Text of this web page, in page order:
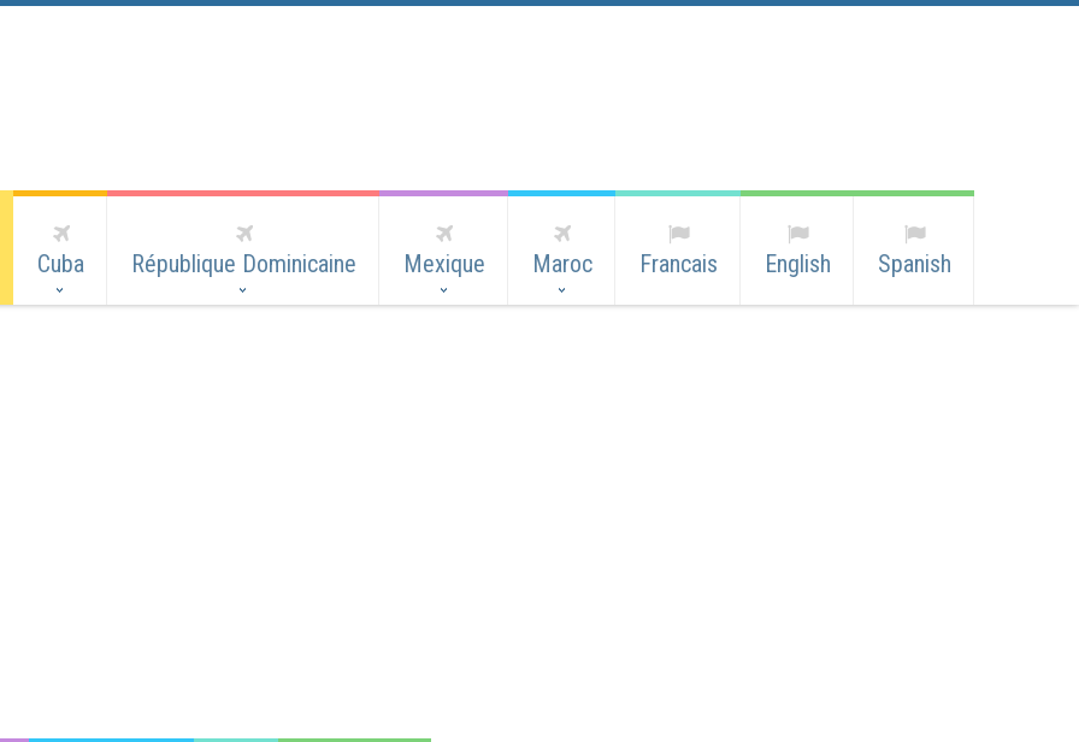
Cuba République Dominicaine Mexique Maroc Francais English Spanish